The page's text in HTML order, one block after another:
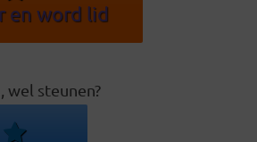
en word lid
wel steunen?